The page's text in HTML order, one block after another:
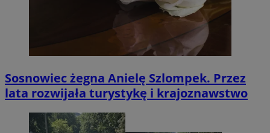
Sosnowiec żegna Anielę Szlompek. Przez
lata rozwijała turystykę i krajoznawstwo